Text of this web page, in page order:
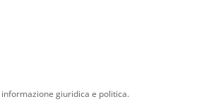
giuridica e politica.